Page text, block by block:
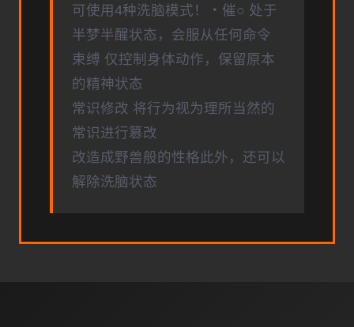
可使用4种洗脑模式！・催○ 处于
半梦半醒状态，会服从任何命令
束缚 仅控制身体动作，保留原本
的精神状态
常识修改 将行为视为理所当然的
常识进行篡改
改造成野兽般的性格此外，还可以
解除洗脑状态